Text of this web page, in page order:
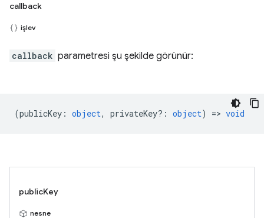
callback
işlev
callback parametresi şu şekilde görünür:
(publicKey : object, privateKey? : object) => void
publicKey
nesne